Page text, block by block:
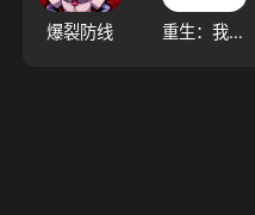
爆裂防线 重生：我觉醒无限异能